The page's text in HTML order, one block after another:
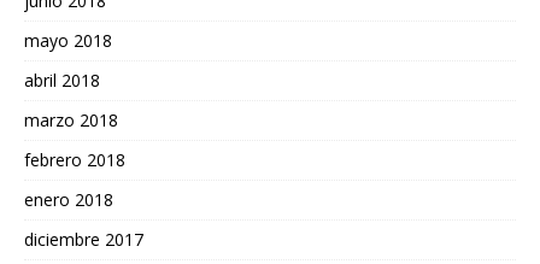
mayo 2018
abril 2018
marzo 2018
febrero 2018
enero 2018
diciembre 2017